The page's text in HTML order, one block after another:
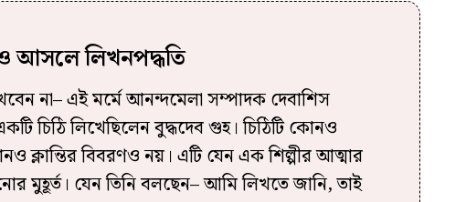
আসলে লিখনপদ্ধতি
না– এই মর্মে আনন্দমেলা সম্পাদক দেবাশিস
চিঠি লিখেছিলেন বুদ্ধদেব গুহ। চিঠিটি কোনও
ক্লান্তির বিবরণও নয়। এটি যেন এক শিল্পীর আত্মার
মুহূর্ত। যেন তিনি বলছেন– আমি লিখতে জানি, তাই